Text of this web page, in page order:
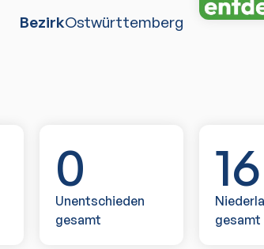
BezirkOstwürttemberg
0
Unentschieden
gesamt
16
gesamt